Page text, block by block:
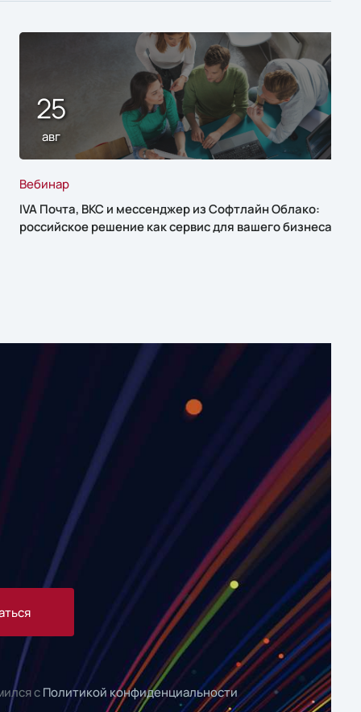
25
авг
Вебинар
IVA Почта, ВКС и мессенджер из Софтлайн Облако:
российское решение как сервис для вашего бизнеса
сПолитикой конфиденциальности